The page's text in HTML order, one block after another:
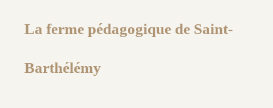
La ferme pédagogique de Saint-
Barthélémy